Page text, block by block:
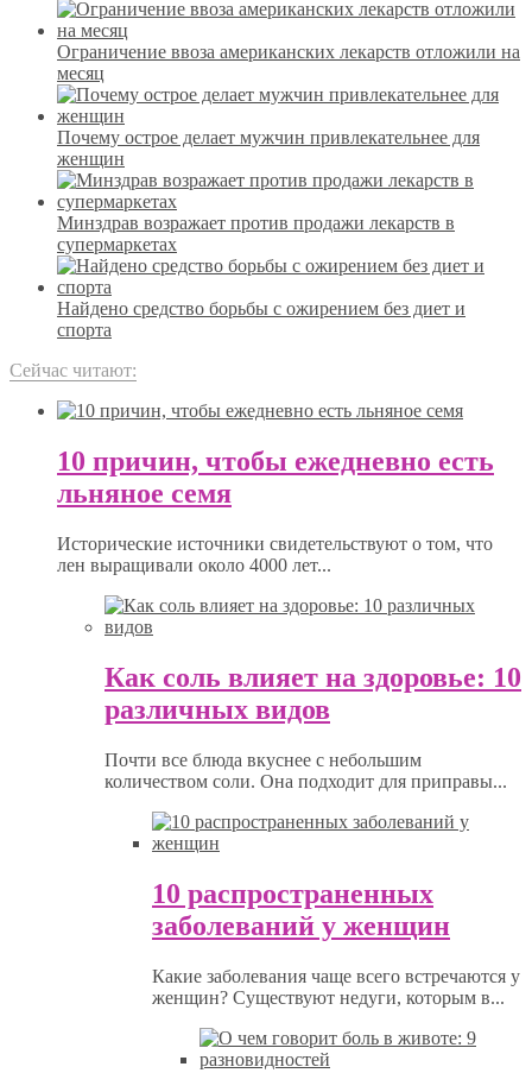
Ограничение ввоза американских лекарств отложили на
месяц
Почему острое делает мужчин привлекательнее для
женщин
Минздрав возражает против продажи лекарств в
супермаркетах
Найдено средство борьбы с ожирением без диет и
спорта
Сейчас читают:
10 причин, чтобы ежедневно есть
льняное семя
Исторические источники свидетельствуют о том, что
лен выращивали около 4000 лет...
Как соль влияет на здоровье: 10
различных видов
Почти все блюда вкуснее с небольшим
количеством соли. Она подходит для приправы...
10 распространенных
заболеваний у женщин
Какие заболевания чаще всего встречаются у
женщин? Существуют недуги, которым в...